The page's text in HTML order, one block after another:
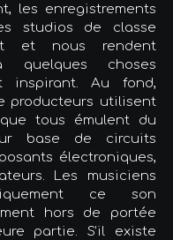
les enregistrements
studios de classe
et nous rendent
choses
inspirant. Au fond,
producteurs utilisent
tous émulent du
base de circuits
électroniques,
Les musiciens
ce son
hors de portée
partie. S’il existe